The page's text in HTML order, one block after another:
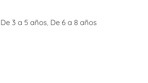
De 3 a 5 años De 6 a 8 años